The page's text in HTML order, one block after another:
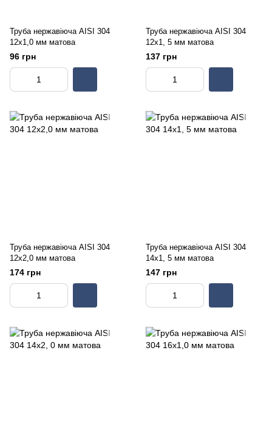
Труба нержавіюча AISI 304
12х1,0 мм матова
96 грн
Труба нержавіюча AISI 304
12х1, 5 мм матова
137 грн
Труба нержавіюча AISI 304
12х2,0 мм матова
174 грн
Труба нержавіюча AISI 304
14х1, 5 мм матова
147 грн